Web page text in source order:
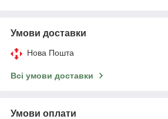
Умови доставки
Нова Пошта
Всі умови доставки
Умови оплати